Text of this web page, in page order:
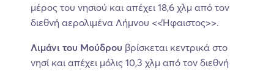
μέρος του νησιού και απέχει 18,6 χλμ από τον
διεθνή αερολιμένα Λήμνου <<Ήφαιστος>>.
Λιμάνι του Μούδρου βρίσκεται κεντρικά στο
νησί και απέχει μόλις 10,3 χλμ από τον διεθνή